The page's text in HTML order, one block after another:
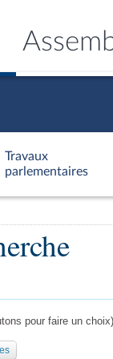
Travaux
parlementaires
pour faire un choix)